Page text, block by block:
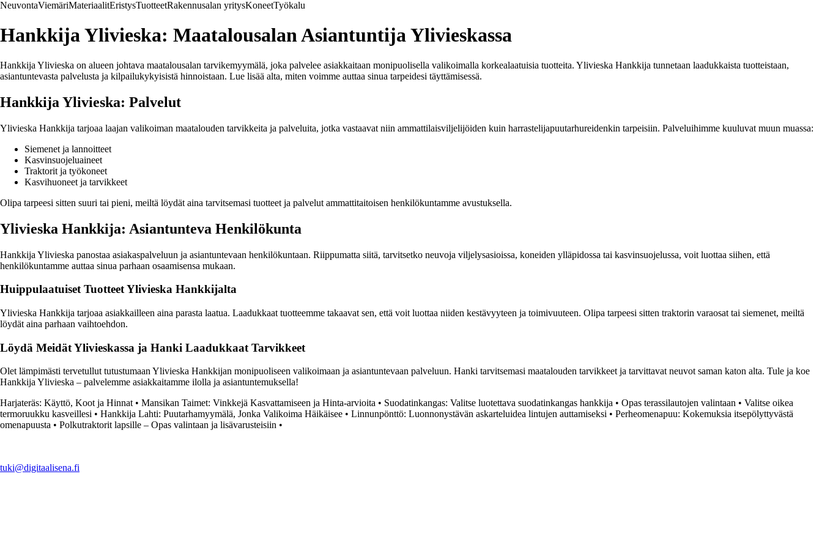
NeuvontaViemäriMateriaalitEristysTuotteetRakennusalan yritysKoneetTyökalu
Hankkija Ylivieska: Maatalousalan Asiantuntija Ylivieskassa
Hankkija Ylivieska on alueen johtava maatalousalan tarvikemyymälä, joka palvelee asiakkaitaan monipuolisella valikoimalla korkealaatuisia tuotteita. Ylivieska Hankkija tunnetaan laadukkaista tuotteistaan,
asiantuntevasta palvelusta ja kilpailukykyisistä hinnoistaan. Lue lisää alta, miten voimme auttaa sinua tarpeidesi täyttämisessä.
Hankkija Ylivieska: Palvelut
Ylivieska Hankkija tarjoaa laajan valikoiman maatalouden tarvikkeita ja palveluita, jotka vastaavat niin ammattilaisviljelijöiden kuin harrastelijapuutarhureidenkin tarpeisiin. Palveluihimme kuuluvat muun muassa:
Siemenet ja lannoitteet
Kasvinsuojeluaineet
Traktorit ja työkoneet
Kasvihuoneet ja tarvikkeet
Olipa tarpeesi sitten suuri tai pieni, meiltä löydät aina tarvitsemasi tuotteet ja palvelut ammattitaitoisen henkilökuntamme avustuksella.
Ylivieska Hankkija: Asiantunteva Henkilökunta
Hankkija Ylivieska panostaa asiakaspalveluun ja asiantuntevaan henkilökuntaan. Riippumatta siitä, tarvitsetko neuvoja viljelysasioissa, koneiden ylläpidossa tai kasvinsuojelussa, voit luottaa siihen, että
henkilökuntamme auttaa sinua parhaan osaamisensa mukaan.
Huippulaatuiset Tuotteet Ylivieska Hankkijalta
Ylivieska Hankkija tarjoaa asiakkailleen aina parasta laatua. Laadukkaat tuotteemme takaavat sen, että voit luottaa niiden kestävyyteen ja toimivuuteen. Olipa tarpeesi sitten traktorin varaosat tai siemenet, meiltä
löydät aina parhaan vaihtoehdon.
Löydä Meidät Ylivieskassa ja Hanki Laadukkaat Tarvikkeet
Olet lämpimästi tervetullut tutustumaan Ylivieska Hankkijan monipuoliseen valikoimaan ja asiantuntevaan palveluun. Hanki tarvitsemasi maatalouden tarvikkeet ja tarvittavat neuvot saman katon alta. Tule ja koe
Hankkija Ylivieska – palvelemme asiakkaitamme ilolla ja asiantuntemuksella!
Harjateräs: Käyttö, Koot ja Hinnat • Mansikan Taimet: Vinkkejä Kasvattamiseen ja Hinta-arvioita • Suodatinkangas: Valitse luotettava suodatinkangas hankkija • Opas terassilautojen valintaan • Valitse oikea
termoruukku kasveillesi • Hankkija Lahti: Puutarhamyymälä, Jonka Valikoima Häikäisee • Linnunpönttö: Luonnonystävän askarteluidea lintujen auttamiseksi • Perheomenapuu: Kokemuksia itsepölyttyvästä
omenapuusta • Polkutraktorit lapsille – Opas valintaan ja lisävarusteisiin •
tuki@digitaalisena.fi